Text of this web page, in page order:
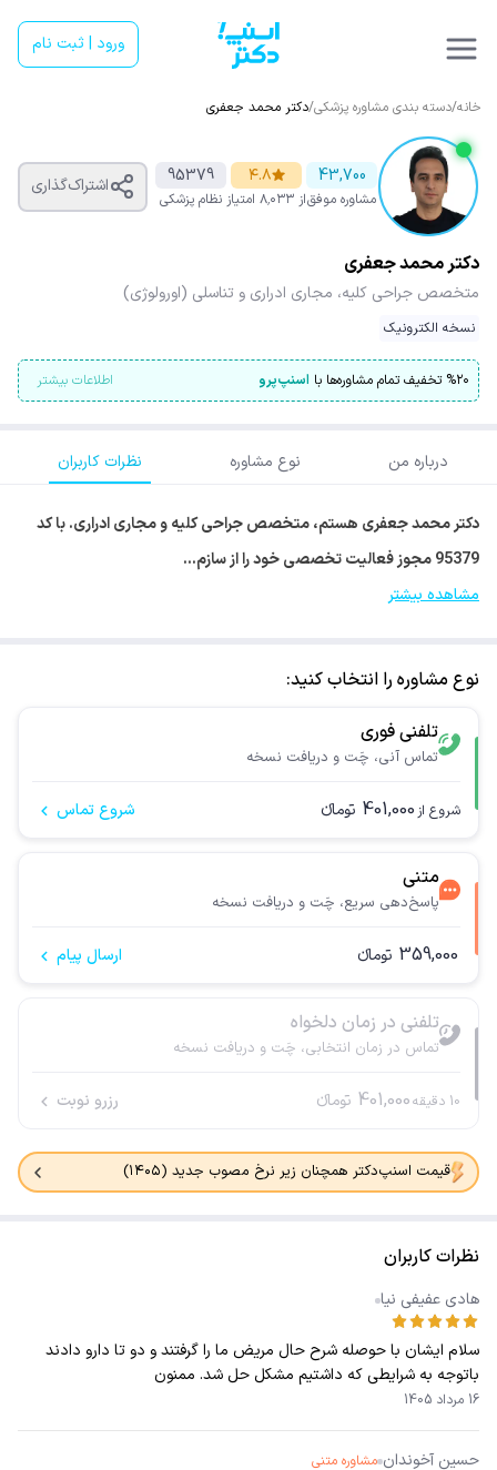
ورود | ثبت نام
خانه/دسته بندی مشاوره پزشکی/دکتر محمد جعفری
43,700
مشاوره موفق
۴.۸
از ۸٬۰۳۳ امتیاز
95379
نظام پزشکی
اشتراک‌گذاری
دکتر محمد جعفری
متخصص جراحی کلیه، مجاری ادراری و تناسلی (اورولوژی)
نسخه الکترونیک
%۲۰ تخفیف تمام مشاوره‌ها با اسنپ‌پرو اطلاعات بیشتر
درباره من نوع مشاوره نظرات کاربران
دکتر محمد جعفری هستم، متخصص جراحی کلیه و مجاری ادراری. با کد
95379 مجوز فعالیت تخصصی خود را از سازم…
مشاهده بیشتر
نوع مشاوره را انتخاب کنید:
تلفنی فوری
تماس آنی، چَت و دریافت نسخه
شروع از 401,000 تومانء شروع تماس
متنی
پاسخ‌دهی سریع، چَت و دریافت نسخه
359,000 تومانء ارسال پیام
تلفنی در زمان دلخواه
تماس در زمان انتخابی، چَت و دریافت نسخه
10 دقیقه401,000 تومانء رزرو نوبت
قیمت اسنپ‌دکتر همچنان زیر نرخ مصوب جدید (۱۴۰۵)
نظرات کاربران
هادی عفیفی نیا
سلام ایشان با حوصله شرح حال مریض ما را گرفتند و دو تا دارو دادند
باتوجه به شرایطی که داشتیم مشکل حل شد. ممنون
16 مرداد 1405
حسین آخوندان مشاوره متنی